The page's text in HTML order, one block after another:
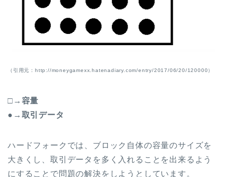
（引用元：http://moneygamexx.hatenadiary.com/entry/2017/06/20/120000）
□→容量
●→取引データ
ハードフォークでは、ブロック自体の容量のサイズを
大きくし、取引データを多く入れることを出来るよう
にすることで問題の解決をしようとしています。